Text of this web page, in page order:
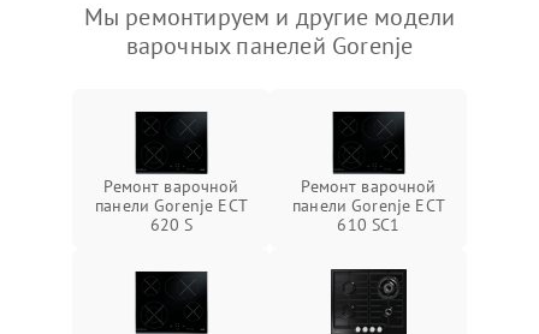
Мы ремонтируем и другие модели
варочных панелей Gorenje
Ремонт варочной
панели Gorenje ECT
620 S
Ремонт варочной
панели Gorenje ECT
610 SC1